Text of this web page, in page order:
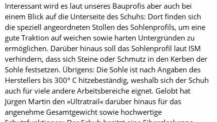
Interessant wird es laut unseres Bauprofis aber auch bei
einem Blick auf die Unterseite des Schuhs: Dort finden sich
die speziell angeordneten Stollen des Sohlenprofils, um eine
gute Traktion auf weichen sowie harten Untergründen zu
ermöglichen. Darüber hinaus soll das Sohlenprofil laut ISM
verhindern, dass sich Steine oder Schmutz in den Kerben der
Sohle festsetzen. Übrigens: Die Sohle ist nach Angaben des
Herstellers bis 300° C hitzebeständig, weshalb sich der Schuh
auch für viele andere Arbeitsbereiche eignet. Gelobt hat
Jürgen Martin den »Ultratrail« darüber hinaus für das
angenehme Gesamtgewicht sowie hochwertige